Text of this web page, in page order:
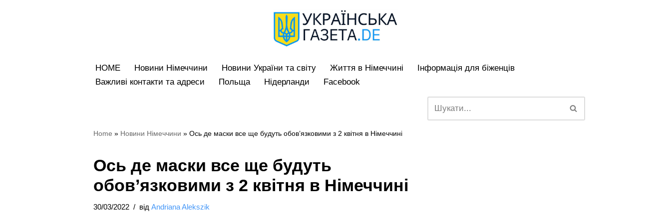
HOME
Новини Німеччини Hовини України та світу Життя в Німеччині
Iнформація для біженців
Bажливі контакти та адреси
Польща Нідерланди Facebook
Home » Новини Німеччини » Ось де маски все ще будуть обов’язковими з 2 квітня в Німеччині
Ось де маски все ще будуть
обов’язковими з 2 квітня в Німеччині
30/03/2022 від Andriana Alekszik